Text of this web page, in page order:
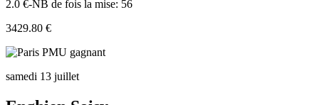
2.0 €-NB de fois la mise: 56
3429.80 €
samedi 13 juillet